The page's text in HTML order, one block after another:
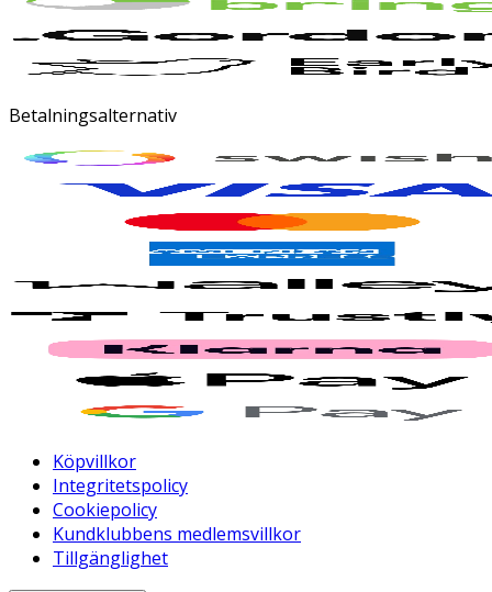
Betalningsalternativ
Köpvillkor
Integritetspolicy
Cookiepolicy
Kundklubbens medlemsvillkor
Tillgänglighet